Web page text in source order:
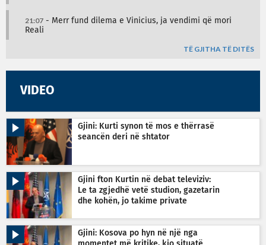
21:07 - Merr fund dilema e Vinicius, ja vendimi që mori
Reali
TË GJITHA TË DITËS
VIDEO
Gjini: Kurti synon të mos e thërrasë
seancën deri në shtator
Gjini fton Kurtin në debat televiziv:
Le ta zgjedhë vetë studion, gazetarin
dhe kohën, jo takime private
Gjini: Kosova po hyn në një nga